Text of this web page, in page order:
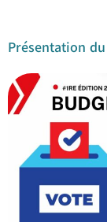
Présentation